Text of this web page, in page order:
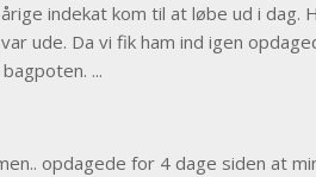
indekat kom til at løbe ud i dag.
ude. Da vi fik ham ind igen
...
opdagede for 4 dage siden at